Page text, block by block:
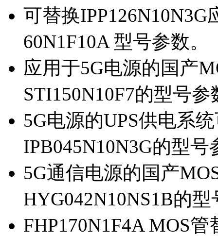
可替换
60N1F10A 型号参数。
应用于5G电源的国产
STI150N10F7的型号参
5G电源的UPS供电系
IPB045N10N3G的型号
5G通信电源的国产
HYG042N10NS1B的
FHP170N1F4A MOS